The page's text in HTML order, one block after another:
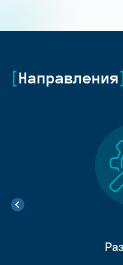
Направления